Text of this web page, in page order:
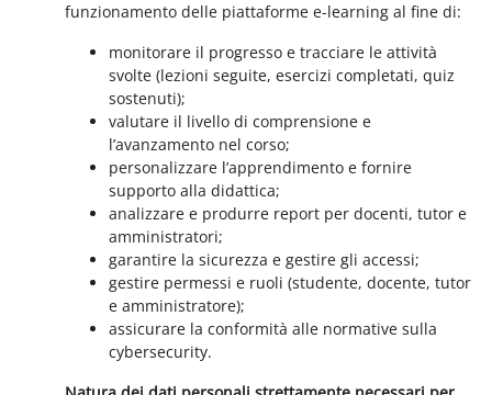
funzionamento delle piattaforme e-learning al fine di:
monitorare il progresso e tracciare le attività
svolte (lezioni seguite, esercizi completati, quiz
sostenuti);
valutare il livello di comprensione e
l’avanzamento nel corso;
personalizzare l’apprendimento e fornire
supporto alla didattica;
analizzare e produrre report per docenti, tutor e
amministratori;
garantire la sicurezza e gestire gli accessi;
gestire permessi e ruoli (studente, docente, tutor
e amministratore);
assicurare la conformità alle normative sulla
cybersecurity.